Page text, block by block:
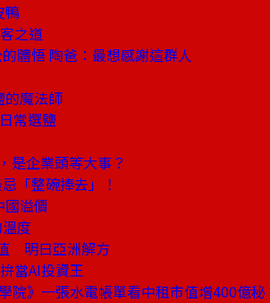
鴨
之道
體悟 陶爸：最想感謝這群人
的魔法師
常選鹽
是企業頭等大事？
「整碗捧去」！
國溢價
度
明日亞洲解方
當AI投資王
院》一張水電帳單看中租市值增400億秘